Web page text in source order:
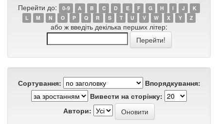
Перейти до: 0-9 A B C D E F G H I J
K
L
M N O P Q R S T U V W X Y Z
або ж введіть декілька перших літер:
Сортування:
Впорядкування:
Вивести на сторінку:
Автори: